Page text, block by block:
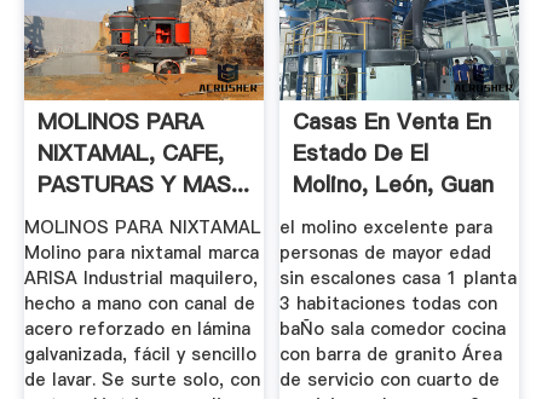
MOLINOS PARA
NIXTAMAL, CAFE,
PASTURAS Y MAS...
MOLINOS PARA NIXTAMAL
Molino para nixtamal marca
ARISA Industrial maquilero,
hecho a mano con canal de
acero reforzado en lámina
galvanizada, fácil y sencillo
de lavar. Se surte solo, con
Casas En Venta En
Estado De El
Molino, León, Guan
...
el molino excelente para
personas de mayor edad
sin escalones casa 1 planta
3 habitaciones todas con
baÑo sala comedor cocina
con barra de granito Área
de servicio con cuarto de